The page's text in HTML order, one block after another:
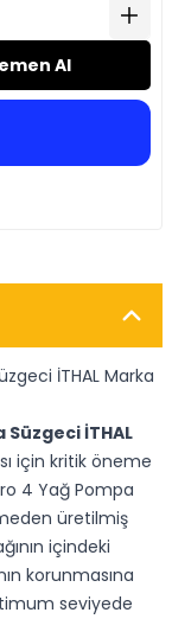
Al
İTHAL Marka
Süzgeci İTHAL
için kritik öneme
4 Yağ Pompa
üretilmiş
içindeki
korunmasına
seviyede